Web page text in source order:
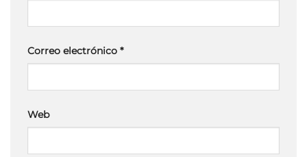
Correo electrónico *
Web